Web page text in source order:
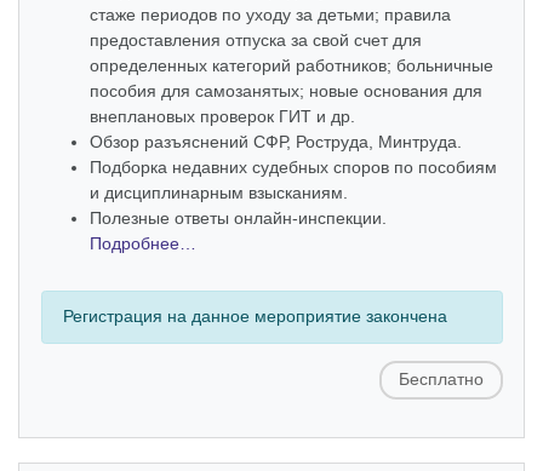
стаже периодов по уходу за детьми; правила
предоставления отпуска за свой счет для
определенных категорий работников; больничные
пособия для самозанятых; новые основания для
внеплановых проверок ГИТ и др.
Обзор разъяснений СФР, Роструда, Минтруда.
Подборка недавних судебных споров по пособиям
и дисциплинарным взысканиям.
Полезные ответы онлайн-инспекции.
Подробнее…
Регистрация на данное мероприятие закончена
Бесплатно